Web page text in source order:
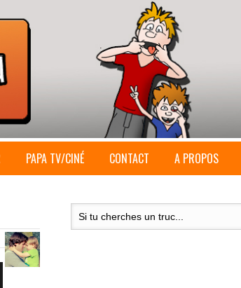
PAPA TV/CINÉ CONTACT A PROPOS